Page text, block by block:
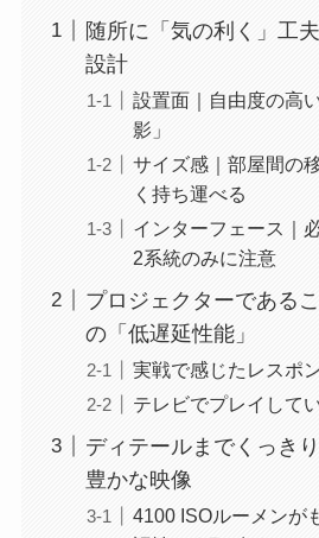
随所に「気の利く」工
設計
設置面｜自由度の高
影」
サイズ感｜部屋間の
く持ち運べる
インターフェース｜
2系統のみに注意
プロジェクターである
の「低遅延性能」
実戦で感じたレスポ
テレビでプレイして
ディテールまでくっき
豊かな映像
4100 ISOルーメンが